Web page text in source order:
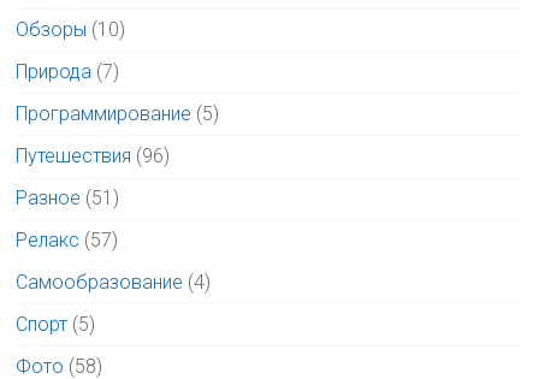
Обзоры (10)
Природа (7)
Программирование (5)
Путешествия (96)
Разное (51)
Релакс (57)
Самообразование (4)
Спорт (5)
Фото (58)